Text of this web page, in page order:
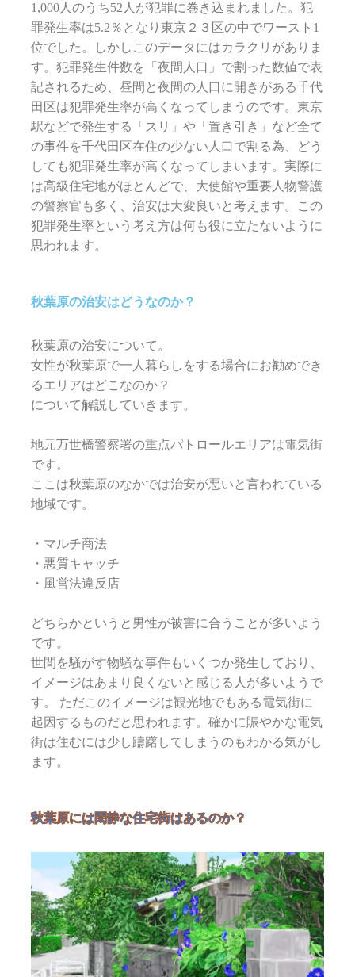
1,000 人のうち52 人が犯罪に巻き込まれました。犯
罪発生率は5.2 ％となり東京２３区の中でワースト 1
位でした。しかしこのデータにはカラクリがありま
す。犯罪発生件数を「夜間人口」で割った数値で表
記されるため、昼間と夜間の人口に開きがある千代
田区は犯罪発生率が高くなってしまうのです。東京
駅などで発生する「スリ」や「置き引き」など全て
の事件を千代田区在住の少ない人口で割る為、どう
しても犯罪発生率が高くなってしまいます。実際に
は高級住宅地がほとんどで、大使館や重要人物警護
の警察官も多く、治安は大変良いと考えます。この
犯罪発生率という考え方は何も役に立たないように
思われます。
秋葉原の治安はどうなのか？
秋葉原の治安について。
女性が秋葉原で一人暮らしをする場合にお勧めでき
るエリアはどこなのか？
について解説していきます。
地元万世橋警察署の重点パトロールエリアは電気街
です。
ここは秋葉原のなかでは治安が悪いと言われている
地域です。
・マルチ商法
・悪質キャッチ
・風営法違反店
どちらかというと男性が被害に合うことが多いよう
です。
世間を騒がす物騒な事件もいくつか発生しており、
イメージはあまり良くないと感じる人が多いようで
す。
ただこのイメージは観光地でもある電気街に
起因するものだと思われます。確かに賑やかな電気
街は住むには少し躊躇してしまうのもわかる気がし
ます。
秋葉原には閑静な住宅街はあるのか？